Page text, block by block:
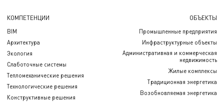
КОМПЕТЕНЦИИ
BIM
Архитектура
Экология
Слаботочные системы
Тепломеханические решения
Технологические решения
Конструктивные решения
ОБЪЕКТЫ
Промышленные предприятия
Инфраструктурные объекты
Административная и коммерческая
недвижимость
Жилые комплексы
Традиционная энергетика
Возобновляемая энергетика